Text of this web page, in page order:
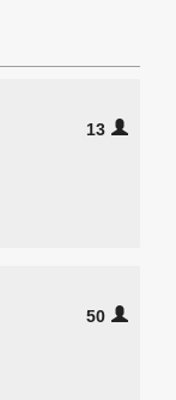
13
50